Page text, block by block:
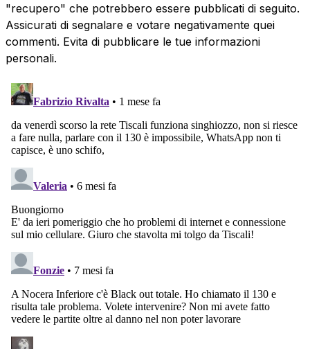
"recupero" che potrebbero essere pubblicati di seguito.
Assicurati di segnalare e votare negativamente quei
commenti. Evita di pubblicare le tue informazioni
personali.